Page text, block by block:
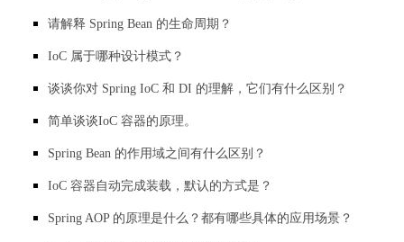
请解释 Spring Bean 的生命周期？
IoC 属于哪种设计模式？
谈谈你对 Spring IoC 和 DI 的理解，它们有什么区别？
简单谈谈IoC 容器的原理。
Spring Bean 的作用域之间有什么区别？
IoC 容器自动完成装载，默认的方式是？
Spring AOP 的原理是什么？都有哪些具体的应用场景？